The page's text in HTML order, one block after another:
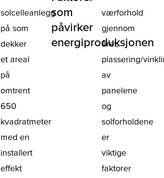
solcelleanlegg
på som
dekker
et areal
på
omtrent
650
kvadratmeter
med en
installert
effekt
som
påvirker
energiproduksjonen
værforhold
gjennom
året,
plassering/
av
panelene
og
solforholdene
er
viktige
faktorer